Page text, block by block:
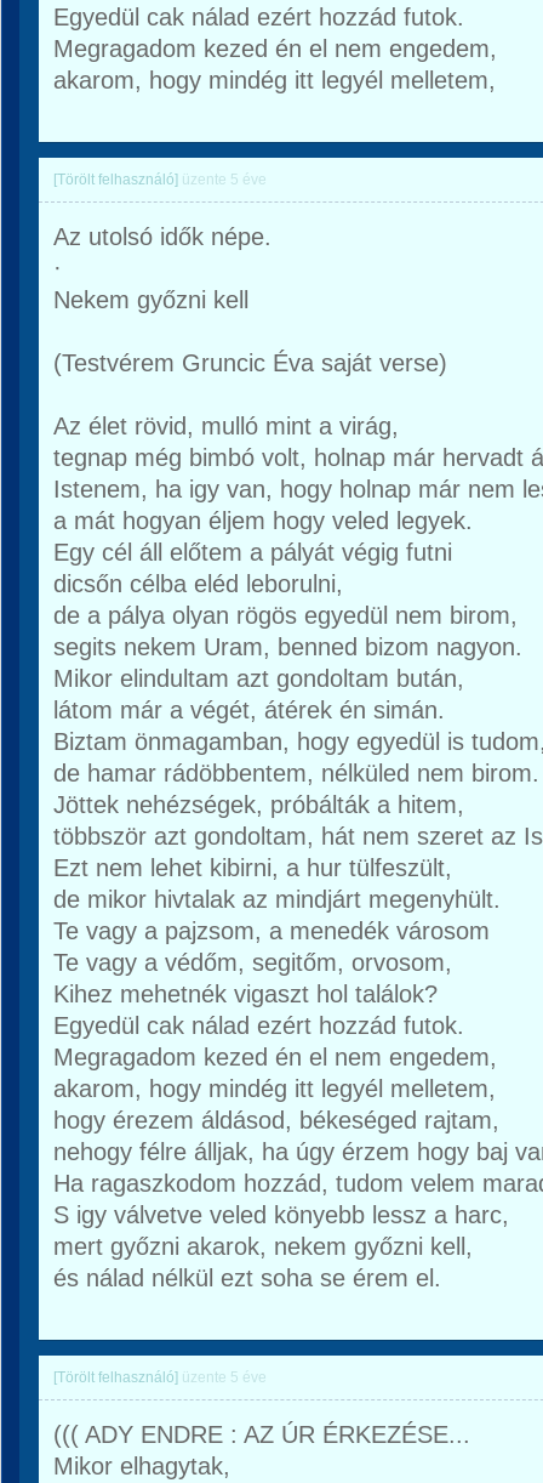
Egyedül cak nálad ezért hozzád futok.
Megragadom kezed én el nem engedem,
akarom, hogy mindég itt legyél melletem,
[Törölt felhasználó] üzente 5 éve
Az utolsó idők népe.
·
Nekem győzni kell
(Testvérem Gruncic Éva saját verse)
Az élet rövid, mulló mint a virág,
tegnap még bimbó volt, holnap már hervadt
Istenem, ha igy van, hogy holnap már nem
a mát hogyan éljem hogy veled legyek.
Egy cél áll előtem a pályát végig futni
dicsőn célba eléd leborulni,
de a pálya olyan rögös egyedül nem birom,
segits nekem Uram, benned bizom nagyon.
Mikor elindultam azt gondoltam bután,
látom már a végét, átérek én simán.
Biztam önmagamban, hogy egyedül is
de hamar rádöbbentem, nélküled nem birom.
Jöttek nehézségek, próbálták a hitem,
többször azt gondoltam, hát nem szeret az
Ezt nem lehet kibirni, a hur tülfeszült,
de mikor hivtalak az mindjárt megenyhült.
Te vagy a pajzsom, a menedék városom
Te vagy a védőm, segitőm, orvosom,
Kihez mehetnék vigaszt hol találok?
Egyedül cak nálad ezért hozzád futok.
Megragadom kezed én el nem engedem,
akarom, hogy mindég itt legyél melletem,
hogy érezem áldásod, békeséged rajtam,
nehogy félre álljak, ha úgy érzem hogy baj
Ha ragaszkodom hozzád, tudom velem
S igy válvetve veled könyebb lessz a harc,
mert győzni akarok, nekem győzni kell,
és nálad nélkül ezt soha se érem el.
[Törölt felhasználó] üzente 5 éve
((( ADY ENDRE : AZ ÚR ÉRKEZÉSE...
Mikor elhagytak,